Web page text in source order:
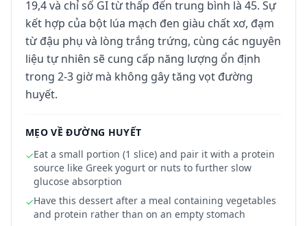
19,4 và chỉ số GI từ thấp đến trung bình là 45. Sự
kết hợp của bột lúa mạch đen giàu chất xơ, đạm
từ đậu phụ và lòng trắng trứng, cùng các nguyên
liệu tự nhiên sẽ cung cấp năng lượng ổn định
trong 2-3 giờ mà không gây tăng vọt đường
huyết.
MẸO VỀ ĐƯỜNG HUYẾT
✓Eat a small portion (1 slice) and pair it with a protein
source like Greek yogurt or nuts to further slow
glucose absorption
✓Have this dessert after a meal containing vegetables
and protein rather than on an empty stomach